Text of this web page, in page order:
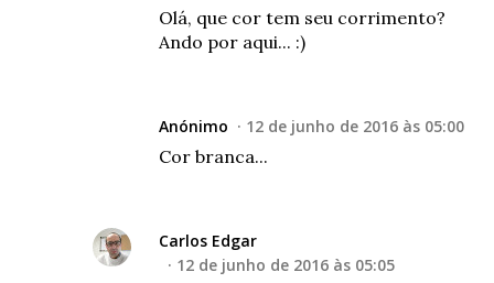
Olá, que cor tem seu corrimento?
Ando por aqui... :)
Anónimo 12 de junho de 2016 às 05:00
Cor branca...
Carlos Edgar
12 de junho de 2016 às 05:05